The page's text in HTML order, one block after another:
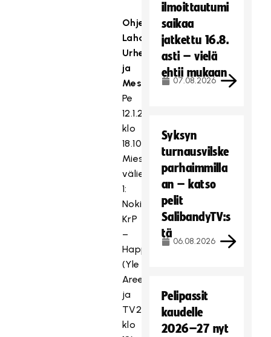
Ohjelma
Lahden
Urheilu-
ja
Messukeskus
Pe
12.1.2024
klo
18.10
Miesten
välierä
1:
Nokian
KrP
–
Happee
(Yle
Areena
ja
TV2
klo
ilmoittautumi
saikaa
jatkettu 16.8.
asti – vielä
ehtii mukaan
07.08.2026
Syksyn
turnausvilske
parhaimmilla
an – katso
pelit
SalibandyTV:s
tä
06.08.2026
Pelipassit
kaudelle
2026–27 nyt